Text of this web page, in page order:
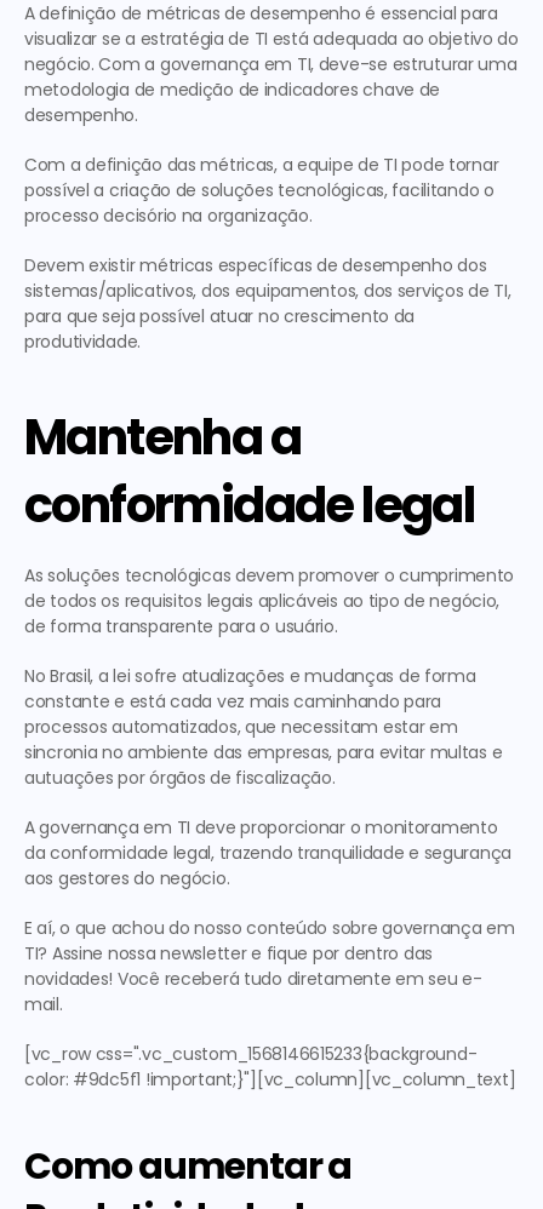
A definição de métricas de desempenho é essencial para
visualizar se a estratégia de TI está adequada ao objetivo do
negócio. Com a governança em TI, deve-se estruturar uma
metodologia de medição de indicadores chave de
desempenho.
Com a definição das métricas, a equipe de TI pode tornar
possível a criação de soluções tecnológicas, facilitando o
processo decisório na organização.
Devem existir métricas específicas de desempenho dos
sistemas/aplicativos, dos equipamentos, dos serviços de TI,
para que seja possível atuar no crescimento da
produtividade.
Mantenha a
conformidade legal
As soluções tecnológicas devem promover o cumprimento
de todos os requisitos legais aplicáveis ao tipo de negócio,
de forma transparente para o usuário.
No Brasil, a lei sofre atualizações e mudanças de forma
constante e está cada vez mais caminhando para
processos automatizados, que necessitam estar em
sincronia no ambiente das empresas, para evitar multas e
autuações por órgãos de fiscalização.
A governança em TI deve proporcionar o monitoramento
da conformidade legal, trazendo tranquilidade e segurança
aos gestores do negócio.
E aí, o que achou do nosso conteúdo sobre governança em
TI? Assine nossa newsletter e fique por dentro das
novidades! Você receberá tudo diretamente em seu e-
mail.
[vc_row css=".vc_custom_1568146615233{background-
color: #9dc5f1 !important;}"][vc_column][vc_column_text]
Como aumentar a